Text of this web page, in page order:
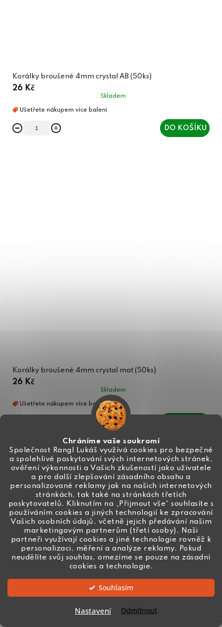
Chráníme vaše soukromí
Společnost Rangl Lukáš využívá cookies pro bezpečné
a spolehlivé poskytování svých internetových stránek,
ověření výkonnosti a Vašich zkušeností jako uživatele
a pro další zlepšování zásadního obsahu a
personalizované reklamy jak na našich internetových
stránkách, tak také na stránkách třetích
poskytovatelů. Kliknutím na „Přijmout vše“ souhlasíte s
používáním cookies a jiných technologií ke zpracování
Vašich osobních údajů, včetně jejich předávání našim
marketingovým partnerům (třetí osoby). Naši
partneři využívají cookies a jiné technologie rovněž k
personalizaci, měření a analýze reklamy. Pokud
neudělíte svůj souhlas, omezíme se pouze na zásadní
cookies a technologie.
Souhlasím
Nastavení Odmítnout
Korálky broušené 4mm crystal AB (50ks)
26 Kč
Skladem
DO KOŠÍKU
Korálky broušené 4mm crystal mat (50ks)
26 Kč
Skladem